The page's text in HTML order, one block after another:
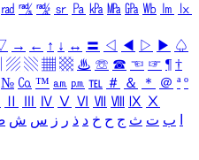
㎭ ㎮ ㎯ ㏛ ㎩ ㎪ ㎫ ㎬ ㏝ ㏐
㏓
→ ← ↑ ↓ ↔ 〓 ◁ ◀ ▷ ▶ ♤
▨ ▧ ▦ ▩ ♨ ☏ ☎ ☜ ☞ ¶ †
№ ㏇ ™ ㏂ ㏘ ℡ ＃ ＆ ＊ ＠ ª º
Ⅳ Ⅴ Ⅵ Ⅶ Ⅷ Ⅸ Ⅹ
ب ت ث ج ح خ د ذ ر ز س ش